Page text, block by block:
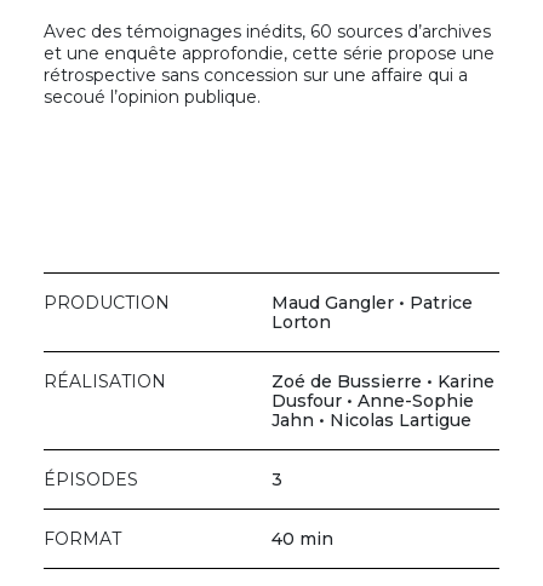
Avec des témoignages inédits, 60 sources d’archives
et une enquête approfondie, cette série propose une
rétrospective sans concession sur une affaire qui a
secoué l’opinion publique.
PRODUCTION
Maud Gangler • Patrice
Lorton
RÉALISATION
Zoé de Bussierre • Karine
Dusfour • Anne-Sophie
Jahn • Nicolas Lartigue
ÉPISODES 3
FORMAT 40 min